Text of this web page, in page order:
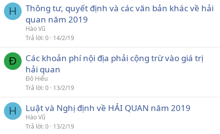
H
Thông tư, quyết định và các văn bản khác về hải
quan năm 2019
Hào Vũ
Trả lời 0 14/2/19
Đ
Các khoản phí nội địa phải cộng trừ vào giá trị
hải quan
Đô Hiểu
Trả lời 0 13/2/19
H Luật và Nghị định về HẢI QUAN năm 2019
Hào Vũ
Trả lời 0 13/2/19